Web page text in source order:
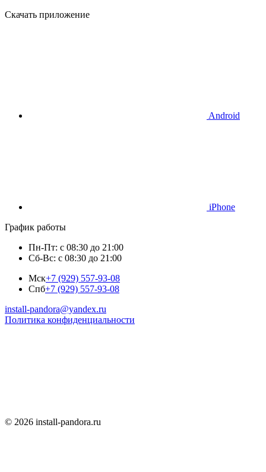
Скачать приложение
Android
iPhone
График работы
Пн-Пт: с 08:30 до 21:00
Сб-Вс: с 08:30 до 21:00
Мск+7 (929) 557-93-08
Спб+7 (929) 557-93-08
install-pandora@yandex.ru
Политика конфиденциальности
© 2026 install-pandora.ru